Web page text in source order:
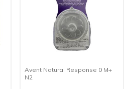
Avent Natural Response 0 M+
N2